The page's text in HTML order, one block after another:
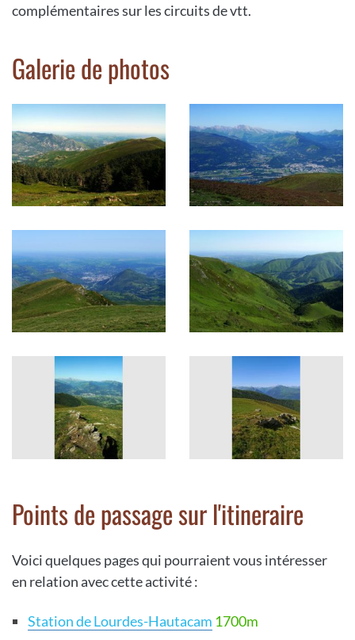
complémentaires sur les circuits de vtt.
Galerie de photos
Points de passage sur l'itineraire
Voici quelques pages qui pourraient vous intéresser
en relation avec cette activité :
Station de Lourdes-Hautacam 1700m